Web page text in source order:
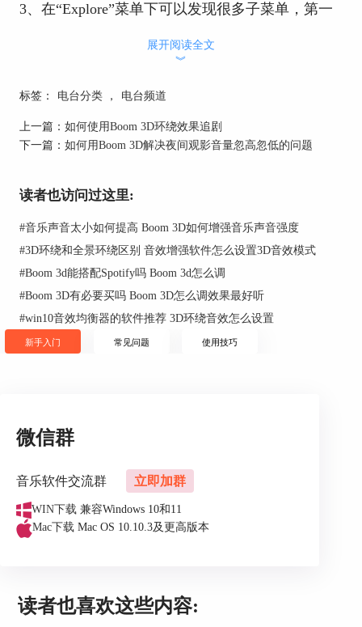
3、在“Explore”菜单下可以发现很多子菜单，第一
忧郁的、梦幻的、活力的等等八种根据心情分类的
图3：“Moods”按心情分类电台界面
“Dark”忧郁心情电台里面的频道基本是带有“暗黑
系”、哥特式、黑暗这些标签的，可以让受创者在
深夜找到一丝归属感。Boom 3D收集的资源好多都
是各国、各城市流行的电台，比如第一个就是在法
国拥有高流量的超暗无线电电台。
图4：“Dark”电台界面
不仅给处在繁忙工作、学习的人带来一些鼓励，也
为那些与病毒抗争的病人带来黎明。
展开阅读全文
︾
标签： 电台分类 ， 电台频道
上一篇： 如何使用Boom 3D环绕效果追剧
下一篇： 如何用Boom 3D解决夜间观影音量忽高忽低的问题
读者也访问过这里:
#音乐声音太小如何提高 Boom 3D如何增强音乐声音强度
#3D环绕和全景环绕区别 音效增强软件怎么设置3D音效模式
#Boom 3d能搭配Spotify吗 Boom 3d怎么调
#Boom 3D有必要买吗 Boom 3D怎么调效果最好听
#win10音效均衡器的软件推荐 3D环绕音效怎么设置
新手入门 常见问题 使用技巧
微信群
音乐软件交流群 立即加群
WIN下载 兼容Windows 10和11
Mac下载 Mac OS 10.10.3及更高版本
读者也喜欢这些内容: